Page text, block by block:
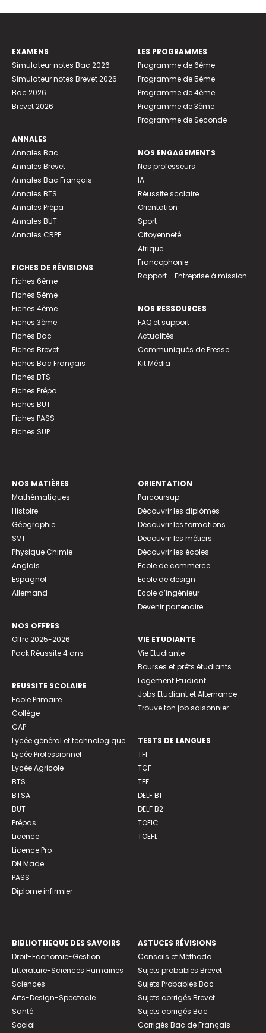
EXAMENS
Simulateur notes Bac 2026
Simulateur notes Brevet 2026
Bac 2026
Brevet 2026
ANNALES
Annales Bac
Annales Brevet
Annales Bac Français
Annales BTS
Annales Prépa
Annales BUT
Annales CRPE
FICHES DE RÉVISIONS
Fiches 6ème
Fiches 5ème
Fiches 4ème
Fiches 3ème
Fiches Bac
Fiches Brevet
Fiches Bac Français
Fiches BTS
Fiches Prépa
Fiches BUT
Fiches PASS
Fiches SUP
LES PROGRAMMES
Programme de 6ème
Programme de 5ème
Programme de 4ème
Programme de 3ème
Programme de Seconde
NOS ENGAGEMENTS
Nos professeurs
IA
Réussite scolaire
Orientation
Sport
Citoyenneté
Afrique
Francophonie
Rapport - Entreprise à mission
NOS RESSOURCES
FAQ et support
Actualités
Communiqués de Presse
Kit Média
NOS MATIÈRES
Mathématiques
Histoire
Géographie
SVT
Physique Chimie
Anglais
Espagnol
Allemand
NOS OFFRES
Offre 2025-2026
Pack Réussite 4 ans
REUSSITE SCOLAIRE
Ecole Primaire
Collège
CAP
Lycée général et technologique
Lycée Professionnel
Lycée Agricole
BTS
BTSA
BUT
Prépas
Licence
Licence Pro
DN Made
PASS
Diplome infirmier
ORIENTATION
Parcoursup
Découvrir les diplômes
Découvrir les formations
Découvrir les métiers
Découvrir les écoles
Ecole de commerce
Ecole de design
Ecole d’ingénieur
Devenir partenaire
VIE ETUDIANTE
Vie Etudiante
Bourses et prêts étudiants
Logement Etudiant
Jobs Etudiant et Alternance
Trouve ton job saisonnier
TESTS DE LANGUES
TFI
TCF
TEF
DELF B1
DELF B2
TOEIC
TOEFL
BIBLIOTHEQUE DES SAVOIRS
Droit-Economie-Gestion
Littérature-Sciences Humaines
Sciences
Arts-Design-Spectacle
Santé
Social
ASTUCES RÉVISIONS
Conseils et Méthodo
Sujets probables Brevet
Sujets Probables Bac
Sujets corrigés Brevet
Sujets corrigés Bac
Corrigés Bac de Français